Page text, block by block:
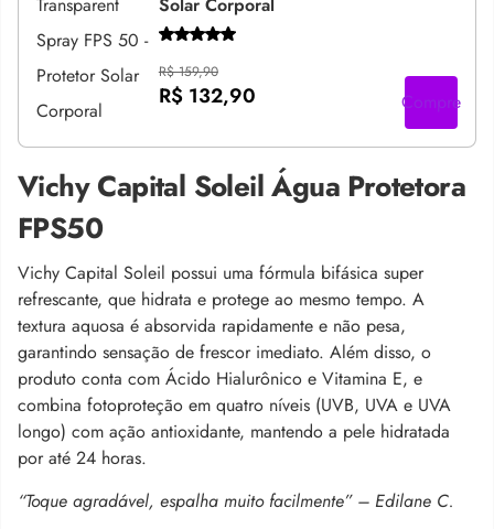
R$ 159,90
R$ 132,90 Compre
Vichy Capital Soleil Água Protetora
FPS50
Vichy Capital Soleil possui uma fórmula bifásica super
refrescante, que hidrata e protege ao mesmo tempo. A
textura aquosa é absorvida rapidamente e não pesa,
garantindo sensação de frescor imediato. Além disso, o
produto conta com Ácido Hialurônico e Vitamina E, e
combina fotoproteção em quatro níveis (UVB, UVA e UVA
longo) com ação antioxidante, mantendo a pele hidratada
por até 24 horas.
“Toque agradável, espalha muito facilmente” – Edilane C.